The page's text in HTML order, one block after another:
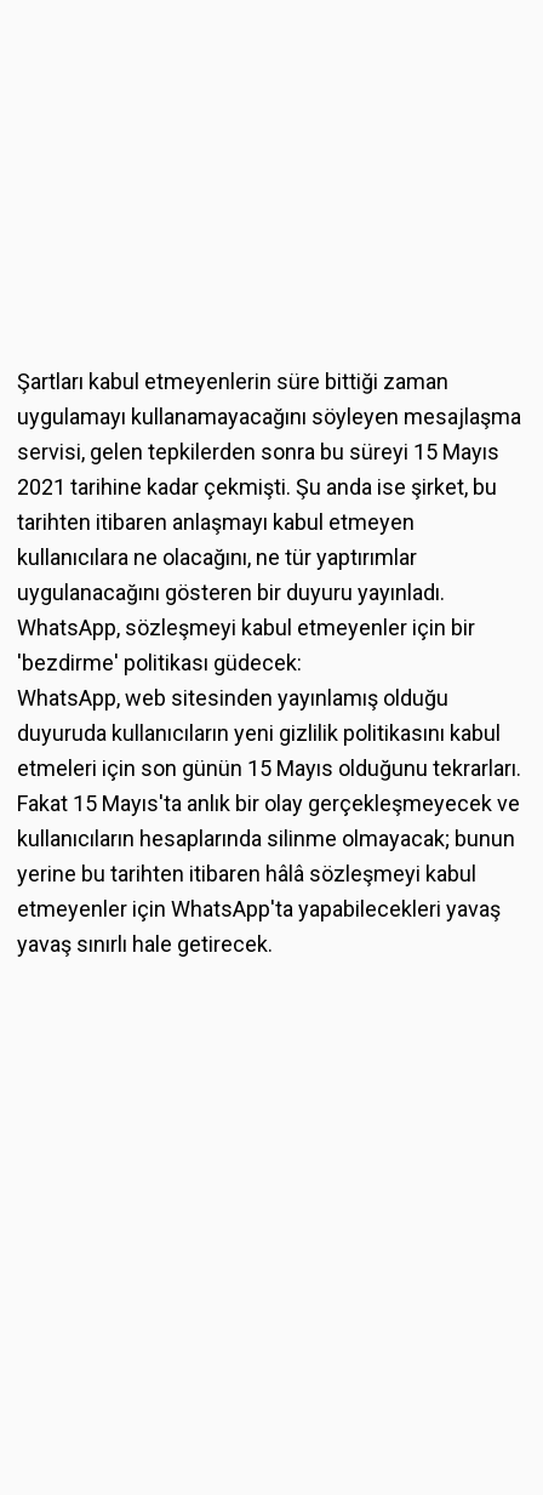
Şartları kabul etmeyenlerin süre bittiği zaman
uygulamayı kullanamayacağını söyleyen mesajlaşma
servisi, gelen tepkilerden sonra bu süreyi 15 Mayıs
2021 tarihine kadar çekmişti. Şu anda ise şirket, bu
tarihten itibaren anlaşmayı kabul etmeyen
kullanıcılara ne olacağını, ne tür yaptırımlar
uygulanacağını gösteren bir duyuru yayınladı.
WhatsApp, sözleşmeyi kabul etmeyenler için bir
'bezdirme' politikası güdecek:
WhatsApp, web sitesinden yayınlamış olduğu
duyuruda kullanıcıların yeni gizlilik politikasını kabul
etmeleri için son günün 15 Mayıs olduğunu tekrarları.
Fakat 15 Mayıs'ta anlık bir olay gerçekleşmeyecek ve
kullanıcıların hesaplarında silinme olmayacak; bunun
yerine bu tarihten itibaren hâlâ sözleşmeyi kabul
etmeyenler için WhatsApp'ta yapabilecekleri yavaş
yavaş sınırlı hale getirecek.